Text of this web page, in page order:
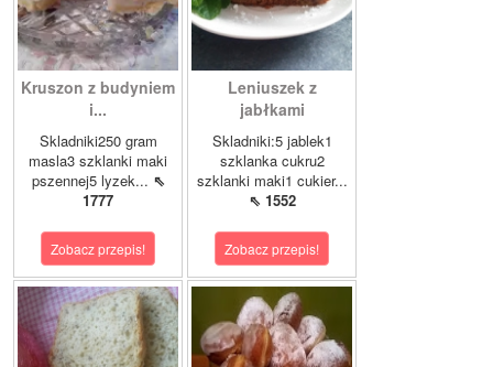
Kruszon z budyniem
i...
Skladniki250 gram
masla3 szklanki maki
pszennej5 lyzek... ⇖
1777
Zobacz przepis!
Leniuszek z
jabłkami
Skladniki:5 jablek1
szklanka cukru2
szklanki maki1 cukier...
⇖ 1552
Zobacz przepis!